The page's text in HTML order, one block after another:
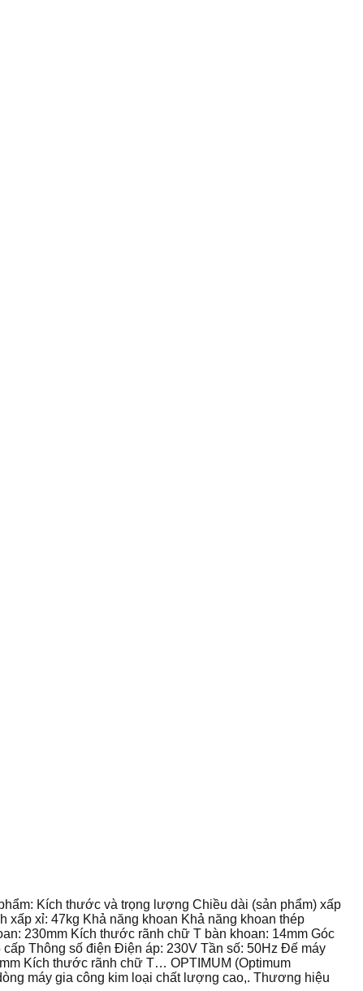
Kích thước và trọng lượng Chiều dài (sản phẩm) xấp
xấp xỉ: 47kg Khả năng khoan Khả năng khoan thép
230mm Kích thước rãnh chữ T bàn khoan: 14mm Góc
cấp Thông số điện Điện áp: 230V Tần số: 50Hz Đế máy
Kích thước rãnh chữ T… OPTIMUM (Optimum
máy gia công kim loại chất lượng cao,. Thương hiệu